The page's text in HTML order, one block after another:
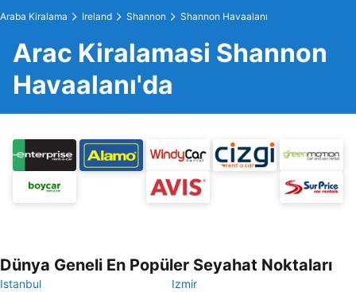
Araba Kiralama Ireland Shannon Shannon Havaalanı
Arac Kiralamasi Shannon
Havaalanı'da
Dünya Geneli En Popüler Seyahat Noktaları
Istanbul
Izmir